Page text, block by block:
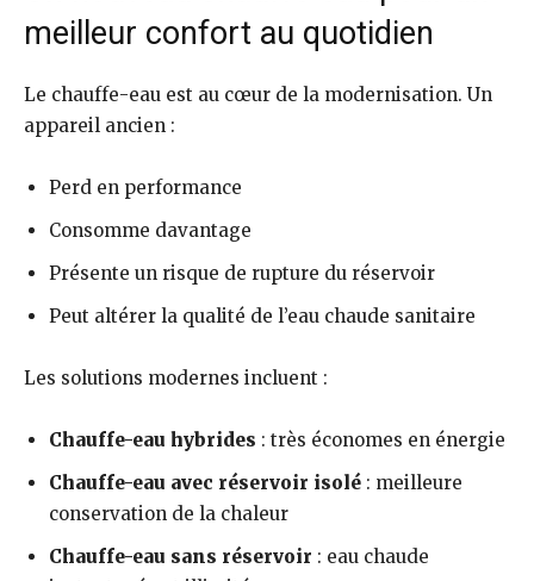
meilleur confort au quotidien
Le chauffe-eau est au cœur de la modernisation. Un
appareil ancien :
Perd en performance
Consomme davantage
Présente un risque de rupture du réservoir
Peut altérer la qualité de l’eau chaude sanitaire
Les solutions modernes incluent :
Chauffe-eau hybrides : très économes en énergie
Chauffe-eau avec réservoir isolé : meilleure
conservation de la chaleur
Chauffe-eau sans réservoir : eau chaude